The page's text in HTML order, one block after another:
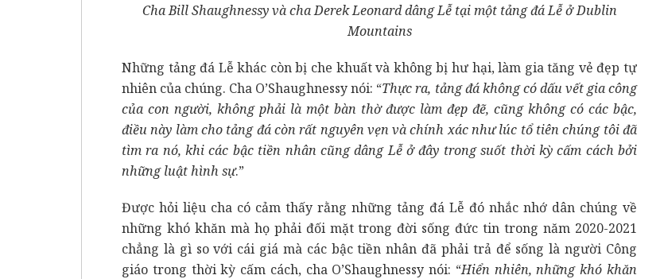
Cha Bill Shaughnessy và cha Derek Leonard dâng Lễ tại một tảng đá Lễ ở Dublin
Mountains
Những tảng đá Lễ khác còn bị che khuất và không bị hư hại, làm gia tăng vẻ đẹp tự
nhiên của chúng. Cha O’Shaughnessy nói: “Thực ra, tảng đá không có dấu vết gia công
của con người, không phải là một bàn thờ được làm đẹp đẽ, cũng không có các bậc,
điều này làm cho tảng đá còn rất nguyên vẹn và chính xác như lúc tổ tiên chúng tôi đã
tìm ra nó, khi các bậc tiền nhân cũng dâng Lễ ở đây trong suốt thời kỳ cấm cách bởi
những luật hình sự.”
Được hỏi liệu cha có cảm thấy rằng những tảng đá Lễ đó nhắc nhớ dân chúng về
những khó khăn mà họ phải đối mặt trong đời sống đức tin trong năm 2020-2021
chẳng là gì so với cái giá mà các bậc tiền nhân đã phải trả để sống là người Công
giáo trong thời kỳ cấm cách, cha O’Shaughnessy nói: “Hiển nhiên, những khó khăn